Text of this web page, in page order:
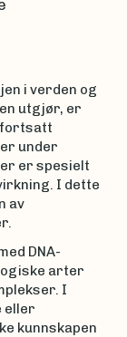
i verden og
utgjør, er
fortsatt
under
er spesielt
I dette
av
DNA-
arter
I
eller
kunnskapen